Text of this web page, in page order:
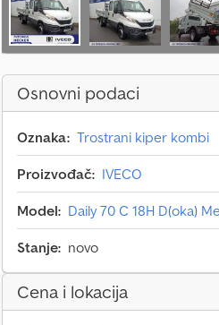
Osnovni podaci
Oznaka: Trostrani kiper kombi
Proizvođač: IVECO
Model: Daily 70 C 18H D(oka)
Stanje: novo
Cena i lokacija